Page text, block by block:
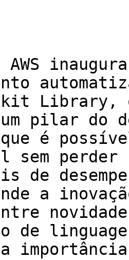
AWS
Library,
pilar do
que é
sem
de
a
de